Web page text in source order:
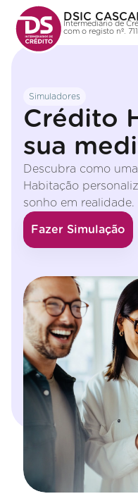
DSIC
Intermediário de
com o registo nº.
Simuladores
Crédito
sua
Descubra como
Habitação
sonho em realidade.
Fazer Simulação